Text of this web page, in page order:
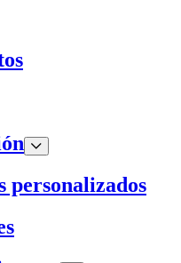
personalizados